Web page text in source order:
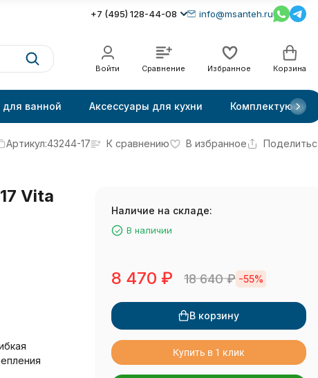
+7 (495) 128-44-08 info@msanteh.ru
Войти Сравнение Избранное Корзина
для ванной Аксессуары для кухни Комплектующие
Артикул:43244-17 К сравнению В избранное
Vita
Наличие на складе:
В наличии
8 470 ₽ 18 640₽ -55%
В корзину
Купить в 1 клик